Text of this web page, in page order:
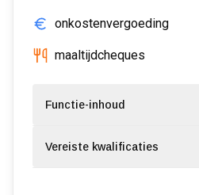
onkostenvergoeding
maaltijdcheques
Functie-inhoud
Vereiste kwalificaties